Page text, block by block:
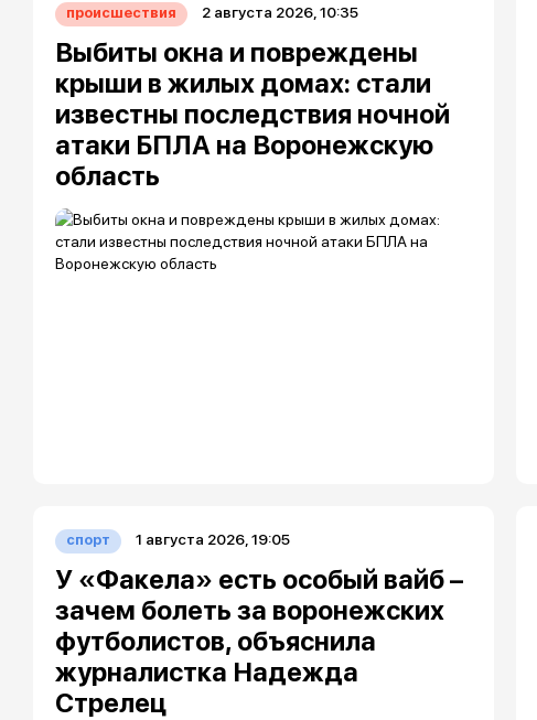
происшествия 2 августа 2026, 10:35
Выбиты окна и повреждены
крыши в жилых домах: стали
известны последствия ночной
атаки БПЛА на Воронежскую
область
спорт 1 августа 2026, 19:05
У «Факела» есть особый вайб –
зачем болеть за воронежских
футболистов, объяснила
журналистка Надежда
Стрелец